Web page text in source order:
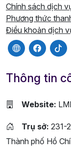
Chính sách dịch
Phương thức
Điều khoản dịch
Thông tin
Website:
Trụ sở: 231-
Thành phố Hồ